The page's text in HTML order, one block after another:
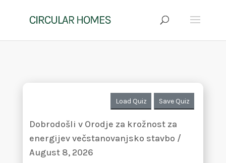
Load Quiz Save Quiz
Dobrodošli v Orodje za krožnost za
energijev večstanovanjsko stavbo /
August 8, 2026